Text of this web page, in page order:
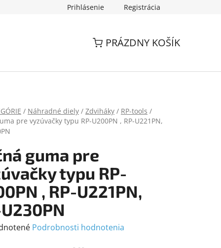
Prihlásenie Registrácia
PRÁZDNY KOŠÍK
/ Náhradné diely / Zdviháky / RP-tools /
pre vyzúvačky typu RP-U200PN , RP-U221PN,
guma pre
typu RP-
, RP-U221PN,
Podrobnosti hodnotenia